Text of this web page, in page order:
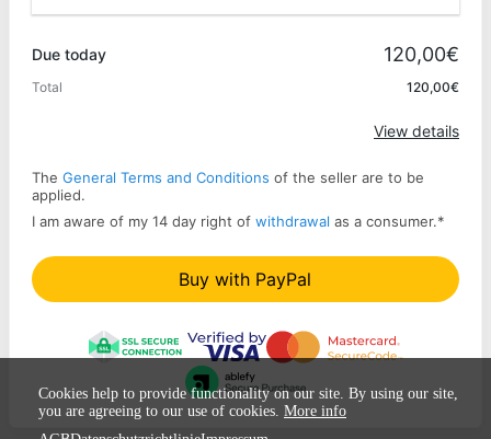
Due today 120,00€
Total 120,00€
View details
The General Terms and Conditions of the seller are to be
applied.
I am aware of my 14 day right of withdrawal as a consumer.*
Buy with PayPal
Cookies help to provide functionality on our site. By using our site,
you are agreeing to our use of cookies. More info